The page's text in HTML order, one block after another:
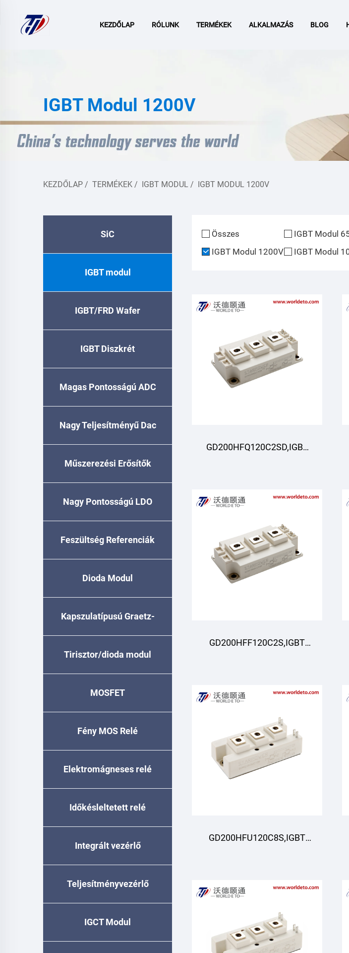
KEZDŐLAP RÓLUNK TERMÉKEK ALKALMAZÁS BLOG
IGBT Modul 1200V
KEZDŐLAP / TERMÉKEK / IGBT MODUL / IGBT MODUL 1200V
SiC
IGBT modul
IGBT/FRD Wafer
IGBT Diszkrét
Magas Pontosságú ADC
Nagy Teljesítményű Dac
Műszerezési Erősítők
Nagy Pontosságú LDO
Feszültség Referenciák
Dioda Modul
Kapszulatípusú Graetz-
egyenirányító
Tirisztor/dioda modul
MOSFET
Fény MOS Relé
Elektromágneses relé
Időkésleltetett relé
Integrált vezérlő
Teljesítményvezérlő
IGCT Modul
Összes IGBT Modul
IGBT Modul 1200V
IGBT Modul
GD200HFQ120C2SD,IGBT
GD200HFF120C2S,IGBT
GD200HFU120C8S,IGBT